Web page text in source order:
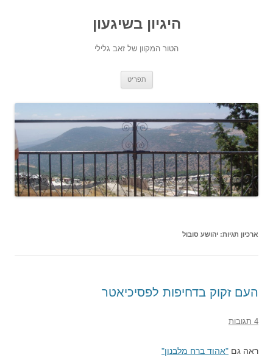
היגיון בשיגעון
הטור המקוון של זאב גלילי
תפריט
ארכיון תגיות: יהושע סובול
העם זקוק בדחיפות לפסיכיאטר
4 תגובות
ראה גם "אהוד ברח מלבנון"